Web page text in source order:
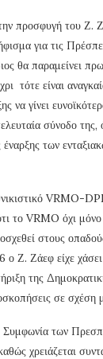
προσφυγή του Ζ.
για τις
θα παραμείνει
τότε είναι
να γίνει
σύνοδο
των
VRMO-
το VRMO όχι
στους
ο Ζ. Ζάεφ είχε
της
σε
Συμφωνία των
χρειάζεται